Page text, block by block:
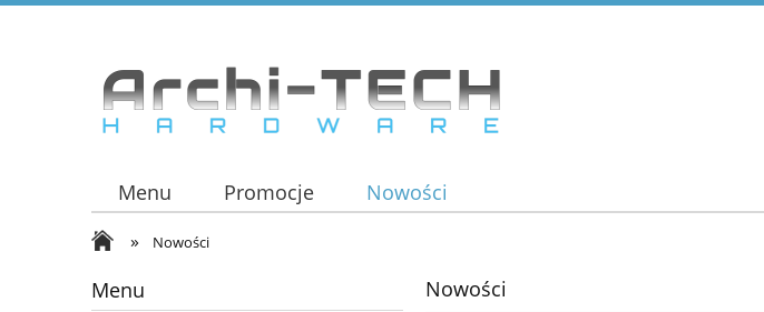
Menu Promocje Nowości
» Nowości
Menu Nowości